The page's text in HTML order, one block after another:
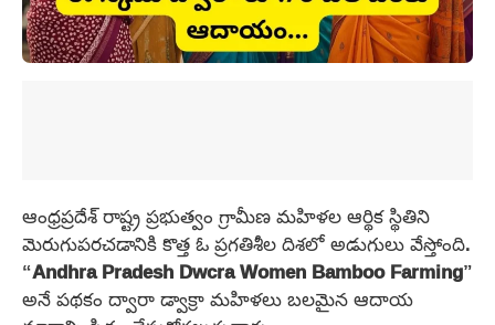
ఆంధ్రప్రదేశ్ రాష్ట్ర ప్రభుత్వం గ్రామీణ మహిళల ఆర్థిక స్థితిని
మెరుగుపరచడానికి కొత్త ఓ ప్రగతిశీల దిశలో అడుగులు వేస్తోంది.
“Andhra Pradesh Dwcra Women Bamboo Farming”
అనే పథకం ద్వారా డ్వాక్రా మహిళలు బలమైన ఆదాయ